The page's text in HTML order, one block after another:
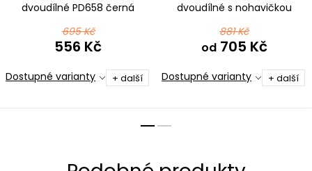
dvoudílné PD658 černá
695 Kč
556 Kč
Dostupné varianty + další
dvoudílné s nohavičkou
reflexní zelenou
881 Kč
od705 Kč
Dostupné varianty + další